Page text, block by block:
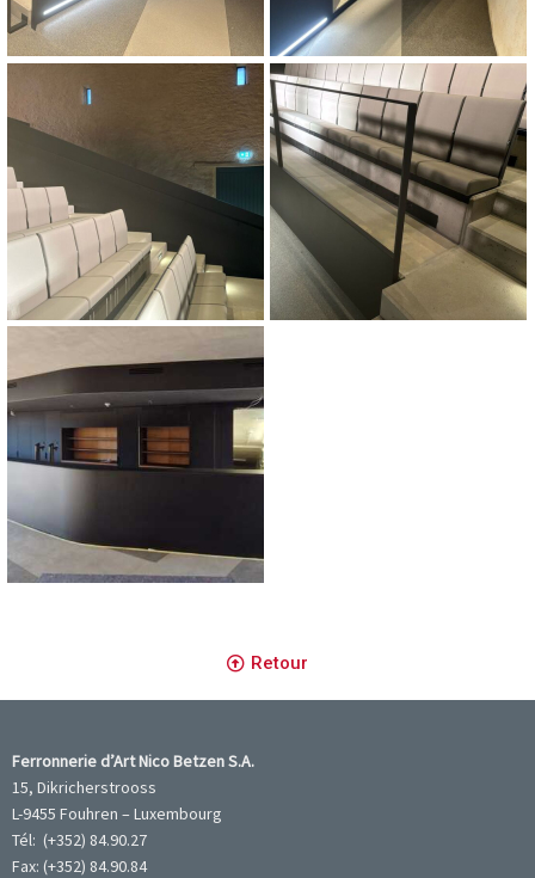
Retour
Ferronnerie d’Art Nico Betzen S.A.
15, Dikricherstrooss
L-9455 Fouhren – Luxembourg
Tél: (+352) 84.90.27
Fax: (+352) 84.90.84